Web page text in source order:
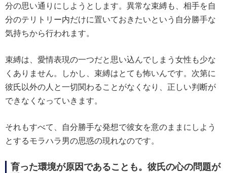
分の思い通りにしようとします。異常な束縛も、相手を自
分のテリトリー内だけに置いておきたいという自分勝手な
気持ちから行われます。
束縛は、愛情表現の一つだと思い込んでしまう女性も少な
くありません。しかし、束縛はとても怖いんです。次第に
彼氏以外の人と一切関わることがなくなり、正しい判断が
できなくなっていきます。
それもすべて、自分勝手な発想で彼女を意のままにしよう
とするモラハラ男の思惑の現れなのです。
育った環境が原因であることも。彼氏の心の問題が